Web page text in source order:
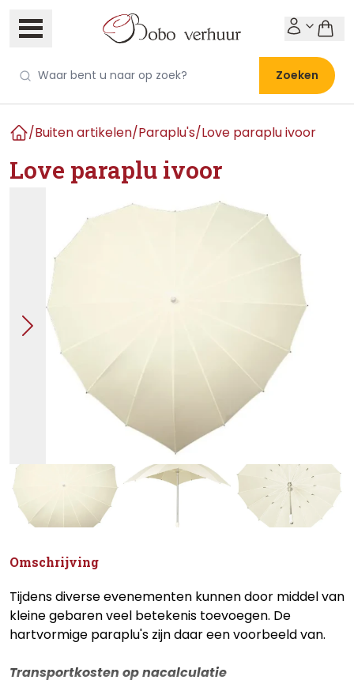
Zoeken
/Buiten artikelen/Paraplu's/Love paraplu ivoor
Love paraplu ivoor
Omschrijving
Tijdens diverse evenementen kunnen door middel van
kleine gebaren veel betekenis toevoegen. De
hartvormige paraplu's zijn daar een voorbeeld van.
Transportkosten op nacalculatie